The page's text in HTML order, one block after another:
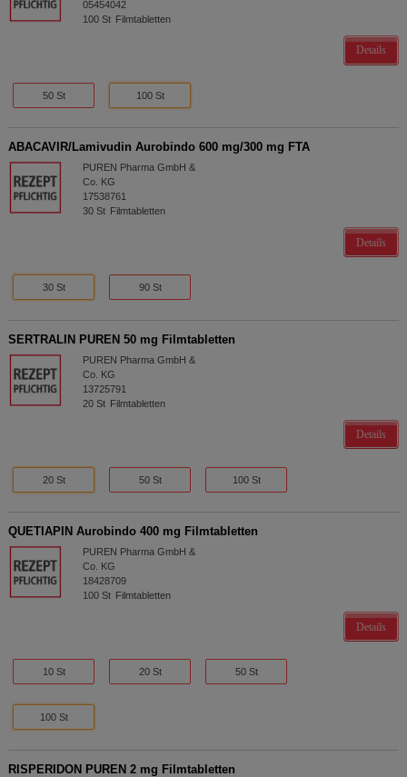
05454042
100 St Filmtabletten
Details
50 St 100 St
ABACAVIR/Lamivudin Aurobindo 600 mg/300 mg FTA
PUREN Pharma GmbH &
Co. KG
17538761
30 St Filmtabletten
Details
30 St 90 St
SERTRALIN PUREN 50 mg Filmtabletten
PUREN Pharma GmbH &
Co. KG
13725791
20 St Filmtabletten
Details
20 St 50 St 100 St
QUETIAPIN Aurobindo 400 mg Filmtabletten
PUREN Pharma GmbH &
Co. KG
18428709
100 St Filmtabletten
Details
10 St 20 St 50 St
100 St
RISPERIDON PUREN 2 mg Filmtabletten